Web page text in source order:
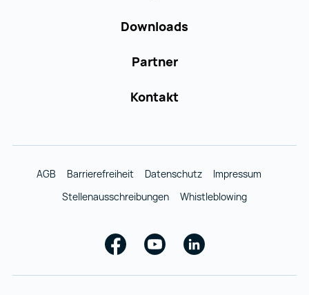
Downloads
Partner
Kontakt
AGB Barrierefreiheit Datenschutz
Impressum
Stellenausschreibungen
Whistleblowing
Facebook
YoutubeLinkedin